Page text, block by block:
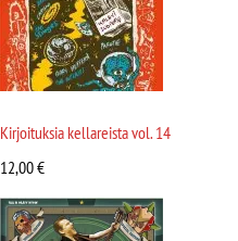
Kirjoituksia kellareista vol. 14
12,00€